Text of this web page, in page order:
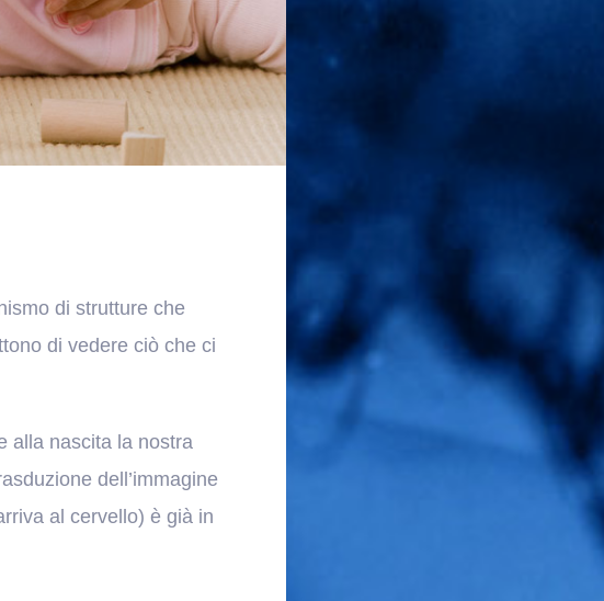
di strutture che
di vedere ciò che ci
alla nascita la nostra
dell’immagine
al cervello) è già in